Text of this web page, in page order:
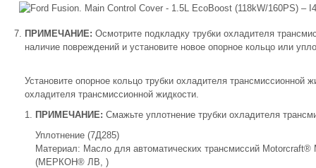
ПРИМЕЧАНИЕ: Осмотрите подкладку трубки охладителя
наличие повреждений и установите новое опорное кольцо или
Установите опорное кольцо трубки охладителя трансмиссионной
охладителя трансмиссионной жидкости.
ПРИМЕЧАНИЕ: Смажьте уплотнение трубки охладителя
Уплотнение (7Д285)
Материал: Масло для автоматических трансмиссий Motorcraft®
(МЕРКОН® ЛВ, )